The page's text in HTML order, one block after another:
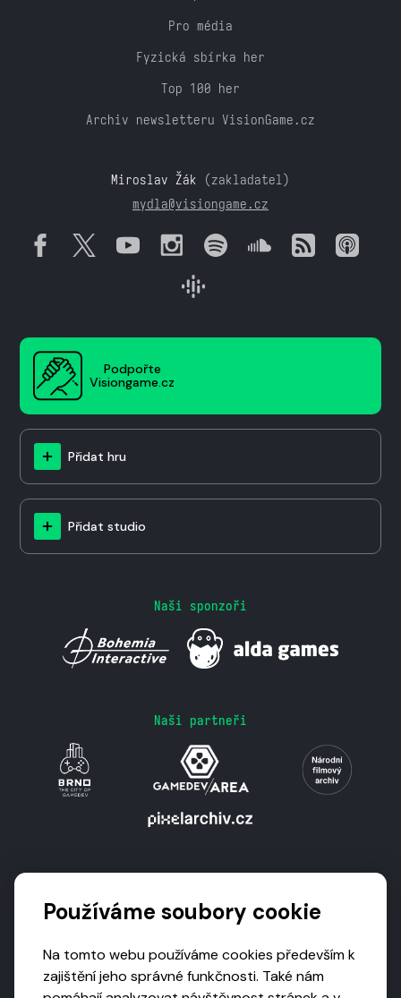
Pro média
Fyzická sbírka her
Top 100 her
Archiv newsletteru VisionGame.cz
Miroslav Žák (zakladatel)
mydla@visiongame.cz
Podpořte
Visiongame.cz
Přidat hru
Přidat studio
Naši sponzoři
Naši partneři
Používáme soubory cookie
Na tomto webu používáme cookies především k
zajištění jeho správné funkčnosti. Také nám